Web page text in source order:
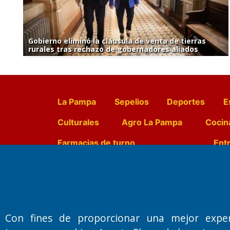
Gobierno eliminó la cláusula de venta de tierras
rurales tras rechazo de gobernadores aliados
La Pampa Sepelios Deportes
Culturales
Agro La Pampa
Farmacias de turno
Primera edición: Domingo 3 de
Miembro de ADIRA,ADEPA y CPPAL
Con fines de proporcionar una mejor